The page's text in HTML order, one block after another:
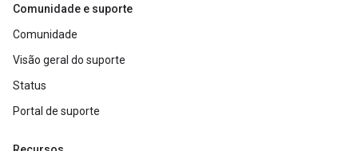
Comunidade e suporte
Comunidade
Visão geral do suporte
Status
Portal de suporte